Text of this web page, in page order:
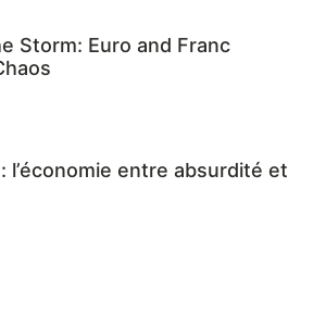
Storm: Euro and Franc
l’économie entre absurdité et